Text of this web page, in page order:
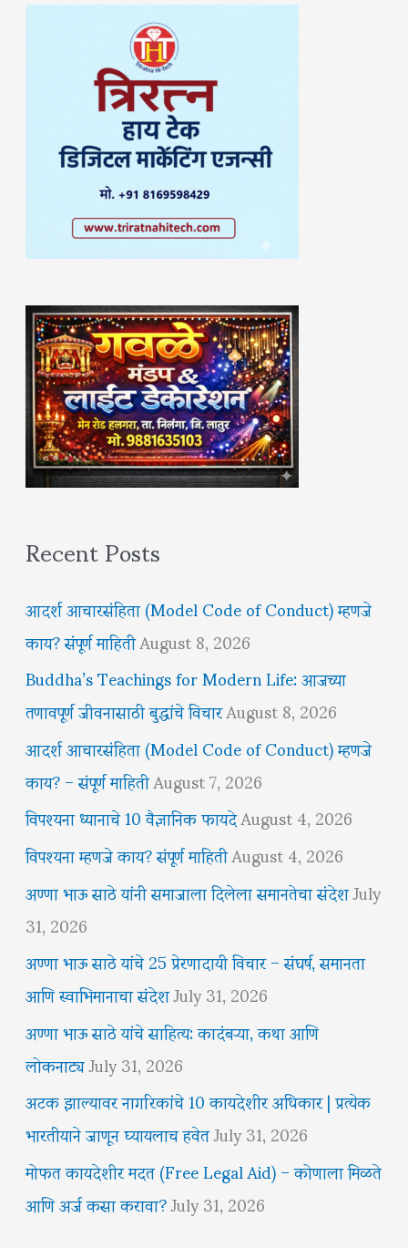
Recent Posts
आदर्श आचारसंहिता (Model Code of Conduct) म्हणजे
काय? संपूर्ण माहितीAugust 8, 2026
Buddha’s Teachings for Modern Life: आजच्या
तणावपूर्ण जीवनासाठी बुद्धांचे विचारAugust 8, 2026
आदर्श आचारसंहिता (Model Code of Conduct) म्हणजे
काय? – संपूर्ण माहितीAugust 7, 2026
विपश्यना ध्यानाचे 10 वैज्ञानिक फायदेAugust 4, 2026
विपश्यना म्हणजे काय? संपूर्ण माहितीAugust 4, 2026
अण्णा भाऊ साठे यांनी समाजाला दिलेला समानतेचा संदेशJuly
31, 2026
अण्णा भाऊ साठे यांचे 25 प्रेरणादायी विचार – संघर्ष, समानता
आणि स्वाभिमानाचा संदेशJuly 31, 2026
अण्णा भाऊ साठे यांचे साहित्य: कादंबऱ्या, कथा आणि
लोकनाट्यJuly 31, 2026
अटक झाल्यावर नागरिकांचे 10 कायदेशीर अधिकार | प्रत्येक
भारतीयाने जाणून घ्यायलाच हवेतJuly 31, 2026
मोफत कायदेशीर मदत (Free Legal Aid) – कोणाला मिळते
आणि अर्ज कसा करावा?July 31, 2026